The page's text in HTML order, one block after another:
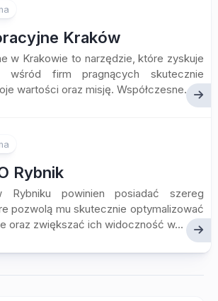
Kraków
w Krakowie to narzędzie, które zyskuje
wśród firm pragnących skutecznie
wartości oraz misję. Współczesne...
Rybnik
Rybniku powinien posiadać szereg
pozwolą mu skutecznie optymalizować
oraz zwiększać ich widoczność w...